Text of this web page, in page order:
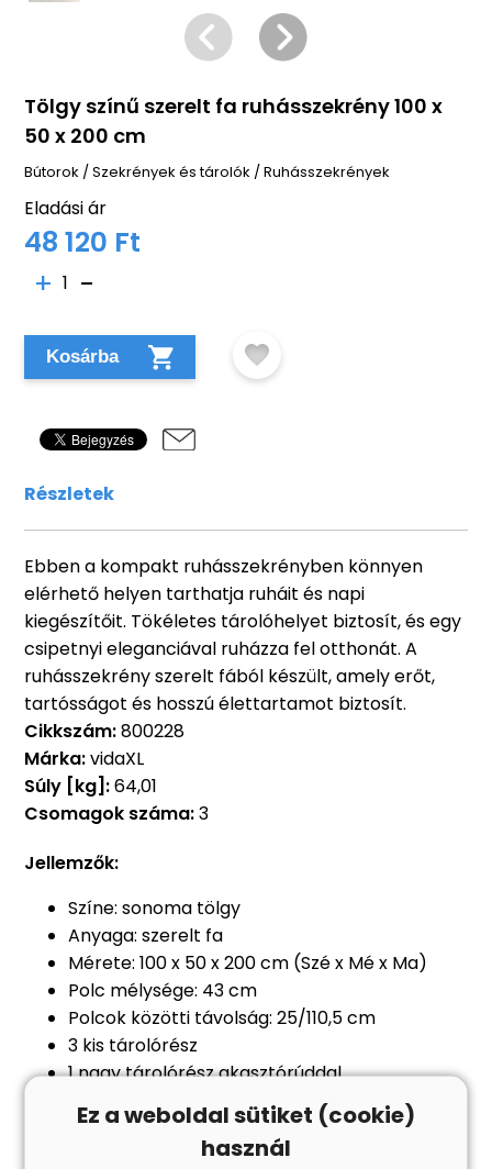
Tölgy színű szerelt fa ruhásszekrény 100 x
50 x 200 cm
Bútorok /Szekrények és tárolók /Ruhásszekrények
Eladási ár
48 120 Ft
1
Kosárba
Részletek
Ebben a kompakt ruhásszekrényben könnyen
elérhető helyen tarthatja ruháit és napi
kiegészítőit. Tökéletes tárolóhelyet biztosít, és egy
csipetnyi eleganciával ruházza fel otthonát. A
ruhásszekrény szerelt fából készült, amely erőt,
tartósságot és hosszú élettartamot biztosít.
Cikkszám:800228
Márka:vidaXL
Súly [kg]:64,01
Csomagok száma:3
Jellemzők:
Színe: sonoma tölgy
Anyaga: szerelt fa
Mérete: 100 x 50 x 200 cm (Szé x Mé x Ma)
Polc mélysége: 43 cm
Polcok közötti távolság: 25/110,5 cm
3 kis tárolórész
1 nagy tárolórész akasztórúddal
a falon belüli csavar(ok) és
dugó(k) nem alaptartozékok. Keressen és
használjon a falának megfelelő csavar(oka)t
Ez a weboldal sütiket (cookie)
használ